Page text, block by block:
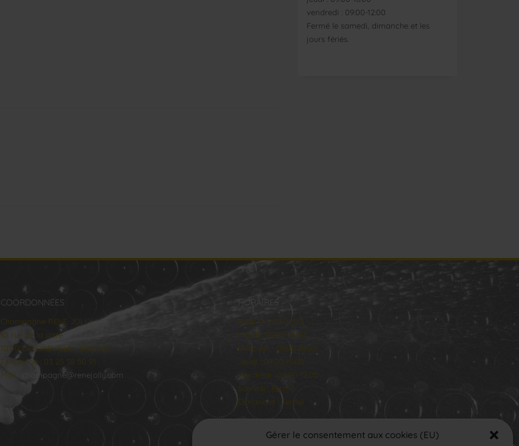
Gérer le consentement aux cookies (EU)
vendredi : 09:00-12:00
Fermé le samedi, dimanche et les
jours fériés.
COORDONNÉES
Champagne RENE JOLLY
10 rue de la gare
10110 LANDREVILLE - FRANCE
Téléphone : 03 25 38 50 91
Mail :
champagne@renejolly.com
HORAIRES
lundi : 09:00–16:00
Mardi : 09:00-16:00
Mercredi : 09:00-16:00
Jeudi : 09:00-16:00
Vendredi : 09:00-12:00
Samedi : Fermé
Dimanche : Fermé